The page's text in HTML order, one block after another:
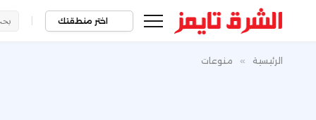
اختر منطقتك |
الرئيسية » منوعات